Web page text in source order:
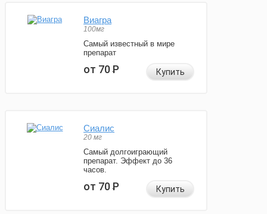
Виагра
100мг
Самый известный в мире
препарат
от 70Р Купить
Сиалис
20 мг
Самый долгоиграющий
препарат. Эффект до 36
часов.
от 70Р Купить